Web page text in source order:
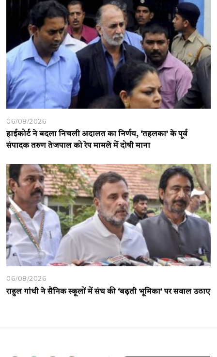
06/08/2026
हाईकोर्ट ने बदला निचली अदालत का निर्णय, ‘तहलका’ के पूर्व
संपादक तरुण तेजपाल को रेप मामले में दोषी माना
06/08/2026
राहुल गांधी ने सैनिक स्कूलों में संघ की ‘बढ़ती भूमिका’ पर सवाल उठाए